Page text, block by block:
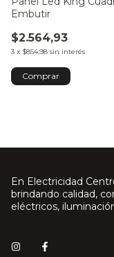
Embutir
$2.564,93
3 x $854,98 sin interés
Comprar
En Electricidad
brindando calidad,
eléctricos,